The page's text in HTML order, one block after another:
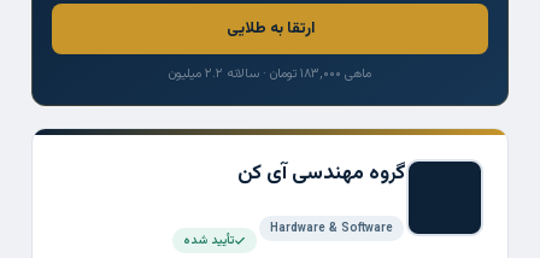
گروه مهندسی آی کن
Hardware & Software
تأیید شده
ارتقا به طلایی
ماهی ۱۸۳,۰۰۰ تومان · سالانه ۲.۲ میلیون